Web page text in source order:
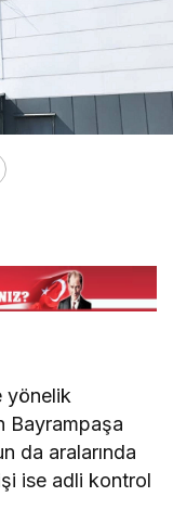
yönelik
Bayrampaşa
da aralarında
ise adli kontrol